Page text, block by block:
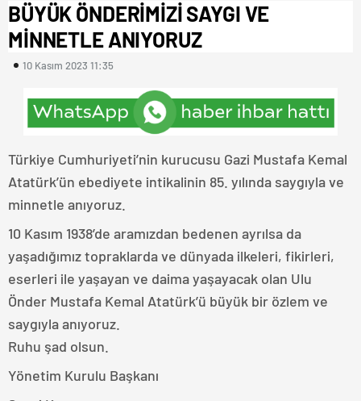
BÜYÜK ÖNDERİMİZİ SAYGI VE
MİNNETLE ANIYORUZ
10 Kasım 2023 11:35
Türkiye Cumhuriyeti’nin kurucusu Gazi Mustafa Kemal
Atatürk’ün ebediyete intikalinin 85. yılında saygıyla ve
minnetle anıyoruz.
10 Kasım 1938’de aramızdan bedenen ayrılsa da
yaşadığımız topraklarda ve dünyada ilkeleri, fikirleri,
eserleri ile yaşayan ve daima yaşayacak olan Ulu
Önder Mustafa Kemal Atatürk’ü büyük bir özlem ve
saygıyla anıyoruz.
Ruhu şad olsun.
Yönetim Kurulu Başkanı